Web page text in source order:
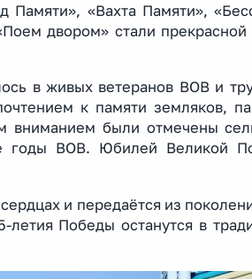
Памяти», «Вахта Памяти»,
двором» стали
в живых ветеранов ВОВ и
к памяти земляков,
вниманием были отмечены
годы ВОВ. Юбилей Великой
и передаётся из
Победы останутся в